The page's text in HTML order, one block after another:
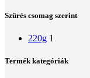
Szűrés csomag szerint
220g 1
Termék kategóriák